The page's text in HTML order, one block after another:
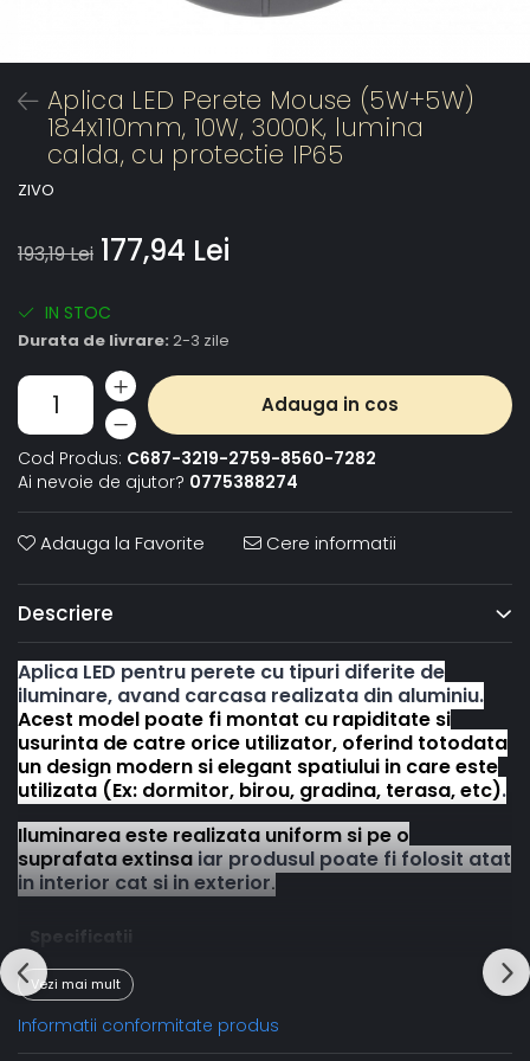
Aplica LED Perete Mouse (5W+5W)
184x110mm, 10W, 3000K, lumina
calda, cu protectie IP65
ZIVO
193,19 Lei 177,94 Lei
IN STOC
Durata de livrare: 2-3 zile
Adauga in cos
Cod Produs: C687-3219-2759-8560-7282
Ai nevoie de ajutor? 0775388274
Adauga la Favorite Cere informatii
Descriere
Aplica LED pentru perete cu tipuri diferite de
iluminare, avand carcasa realizata din aluminiu.
Acest model poate fi montat cu rapiditate si
usurinta de catre orice utilizator, oferind totodata
un design modern si elegant spatiului in care este
utilizata (Ex: dormitor, birou, gradina, terasa, etc).
Iluminarea este realizata uniform si pe o
suprafata extinsa iar produsul poate fi folosit atat
in interior cat si in exterior.
Specificatii
Consum(W)
Dimensiune
184 x 109 x 33
Vezi mai mult
Informatii conformitate produs